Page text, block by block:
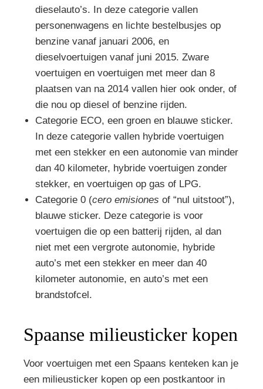
dieselauto’s. In deze categorie vallen
personenwagens en lichte bestelbusjes op
benzine vanaf januari 2006, en
dieselvoertuigen vanaf juni 2015. Zware
voertuigen en voertuigen met meer dan 8
plaatsen van na 2014 vallen hier ook onder, of
die nou op diesel of benzine rijden.
Categorie ECO, een groen en blauwe sticker.
In deze categorie vallen hybride voertuigen
met een stekker en een autonomie van minder
dan 40 kilometer, hybride voertuigen zonder
stekker, en voertuigen op gas of LPG.
Categorie 0 (cero emisiones of “nul uitstoot”),
blauwe sticker. Deze categorie is voor
voertuigen die op een batterij rijden, al dan
niet met een vergrote autonomie, hybride
auto’s met een stekker en meer dan 40
kilometer autonomie, en auto’s met een
brandstofcel.
Spaanse milieusticker kopen
Voor voertuigen met een Spaans kenteken kan je
een milieusticker kopen op een postkantoor in